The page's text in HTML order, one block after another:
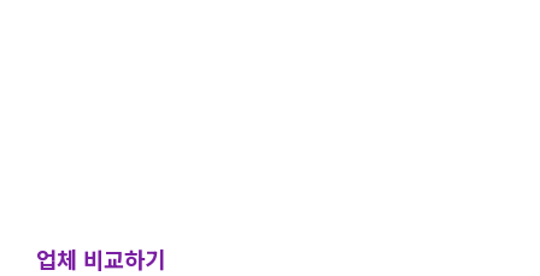
업체 비교하기